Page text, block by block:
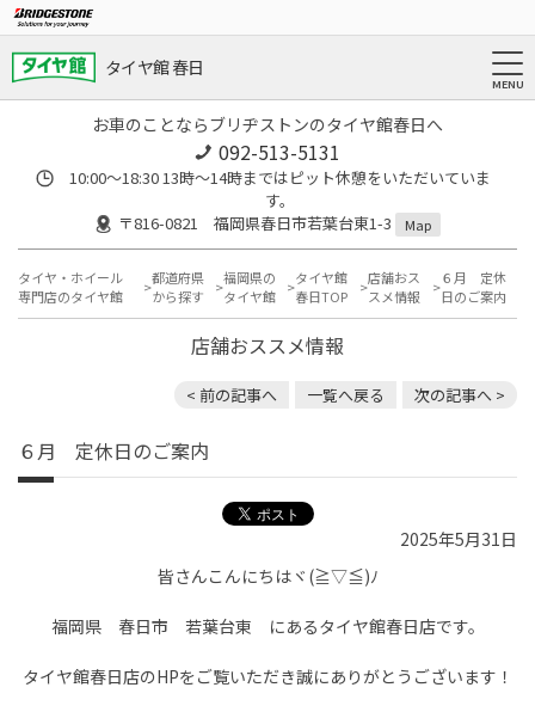
タイヤ館 春日
お車のことならブリヂストンのタイヤ館春日へ
092-513-5131
10:00～18:30 13時〜14時まではピット休憩をいただいていま
す。
〒816-0821 福岡県春日市若葉台東1-3
Map
タイヤ・ホイール
専門店のタイヤ館
都道府県
から探す
福岡県の
タイヤ館
タイヤ館
春日TOP
店舗おス
スメ情報
６月 定休
日のご案内
店舗おススメ情報
< 前の記事へ 一覧へ戻る 次の記事へ >
６月 定休日のご案内
2025年5月31日
皆さんこんにちはヾ(≧▽≦)ﾉ
福岡県 春日市 若葉台東 にあるタイヤ館春日店です。
タイヤ館春日店のHPをご覧いただき誠にありがとうございます！